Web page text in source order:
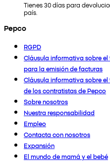
Tienes 30 días para
país.
Pepco
RGPD
Cláusula informativa sobre
para la emisión de facturas
Cláusula informativa sobre
de los contratistas de Pepco
Sobre nosotros
Nuestra responsabilidad
Empleo
Contacta con nosotros
Expansión
El mundo de mamá y el bebé